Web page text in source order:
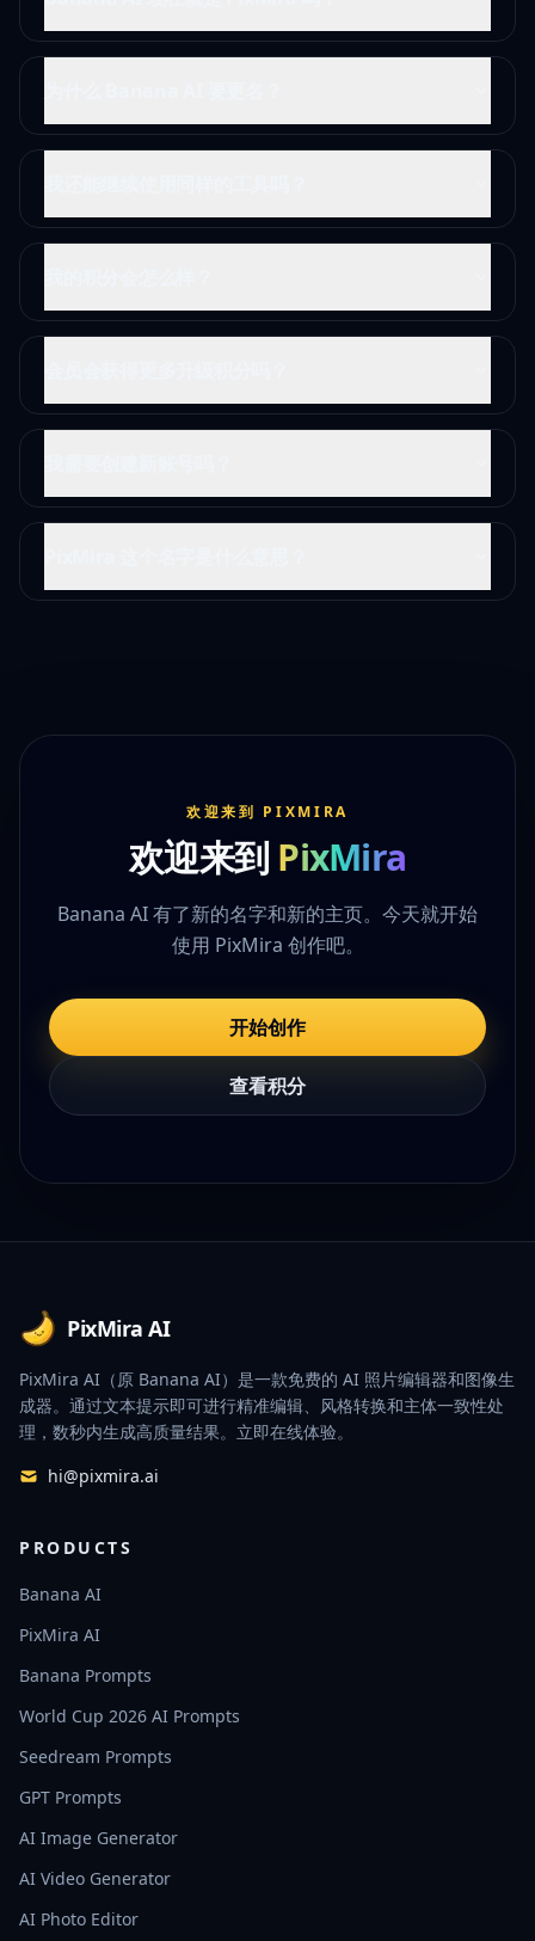
欢迎来到 PIXMIRA
欢迎来到 PixMira
Banana AI 有了新的名字和新的主页。今天就开始
使用 PixMira 创作吧。
开始创作
查看积分
PixMira AI
PixMira AI（原 Banana AI）是一款免费的 AI 照片编辑器和图像生
成器。通过文本提示即可进行精准编辑、风格转换和主体一致性处
理，数秒内生成高质量结果。立即在线体验。
hi@pixmira.ai
PRODUCTS
Banana AI
PixMira AI
Banana Prompts
World Cup 2026 AI Prompts
Seedream Prompts
GPT Prompts
AI Image Generator
AI Video Generator
AI Photo Editor